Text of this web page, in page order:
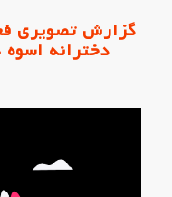
گزارش تصویری